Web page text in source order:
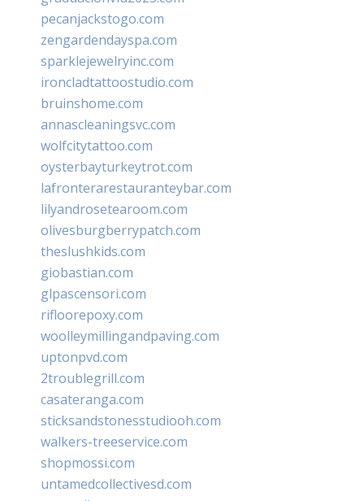
pecanjackstogo.com
zengardendayspa.com
sparklejewelryinc.com
ironcladtattoostudio.com
bruinshome.com
annascleaningsvc.com
wolfcitytattoo.com
oysterbayturkeytrot.com
lafronterarestauranteybar.com
lilyandrosetearoom.com
olivesburgberrypatch.com
theslushkids.com
giobastian.com
glpascensori.com
rifloorepoxy.com
woolleymillingandpaving.com
uptonpvd.com
2troublegrill.com
casateranga.com
sticksandstonesstudiooh.com
walkers-treeservice.com
shopmossi.com
untamedcollectivesd.com